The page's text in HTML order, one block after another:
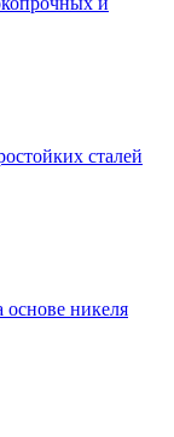
сталей
основе никеля